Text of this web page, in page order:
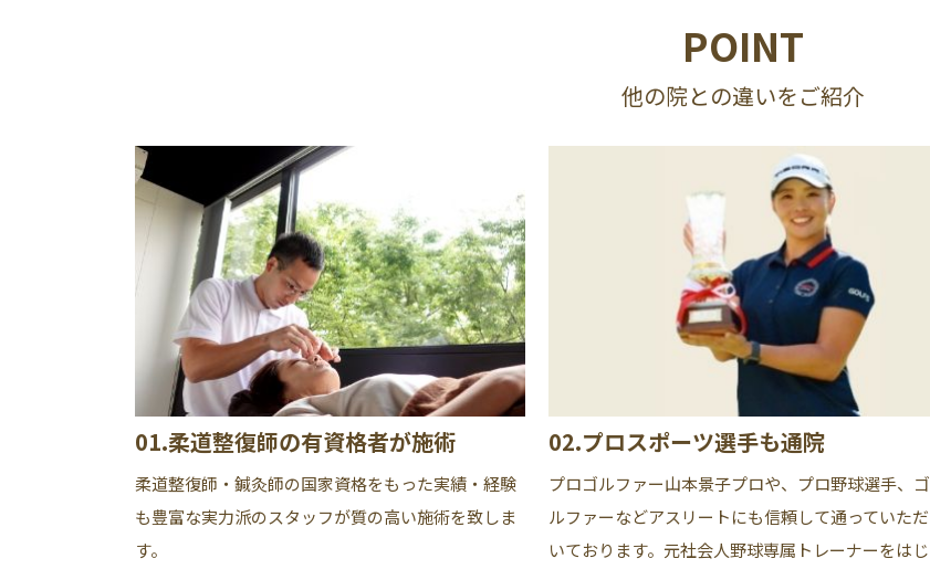
POINT
他の院との違いをご紹介
01.柔道整復師の有資格者が施術
柔道整復師・鍼灸師の国家資格をもった実績・経験
も豊富な実力派のスタッフが質の高い施術を致しま
す。
02.プロスポーツ選手も通院
プロゴルファー山本景子プロや、プロ野球選手、ゴ
ルファーなどアスリートにも信頼して通っていただ
いております。元社会人野球専属トレーナーをはじ